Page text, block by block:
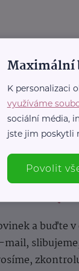
a buďte
Maximální
K personalizaci
využíváme
sociální média,
jste jim poskytli
Povolit